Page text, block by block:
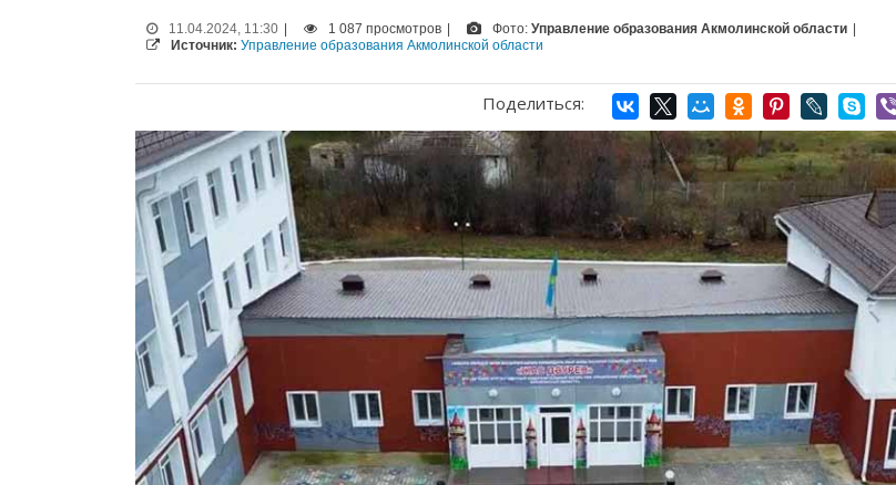
11.04.2024, 11:30 | 1 087 просмотров | Фото: Управление образования Акмолинской области |
Источник: Управление образования Акмолинской области
Поделиться: